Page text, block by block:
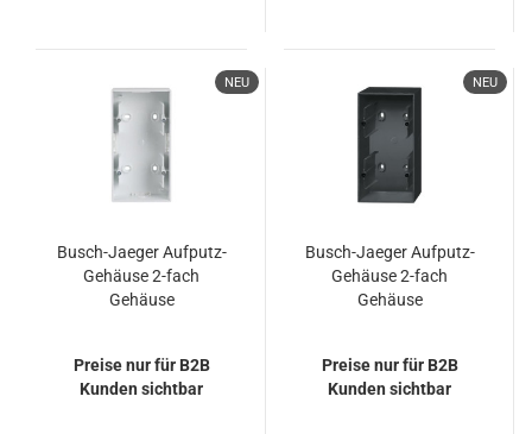
NEU
Busch-Jaeger Aufputz-
Gehäuse 2-fach
Gehäuse
Preise nur für B2B
Kunden sichtbar
NEU
Busch-Jaeger Aufputz-
Gehäuse 2-fach
Gehäuse
Preise nur für B2B
Kunden sichtbar